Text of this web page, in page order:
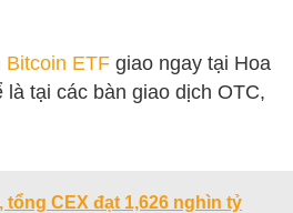
Bitcoin ETF giao ngay tại Hoa
tại các bàn giao dịch OTC,
CEX đạt 1,626 nghìn tỷ